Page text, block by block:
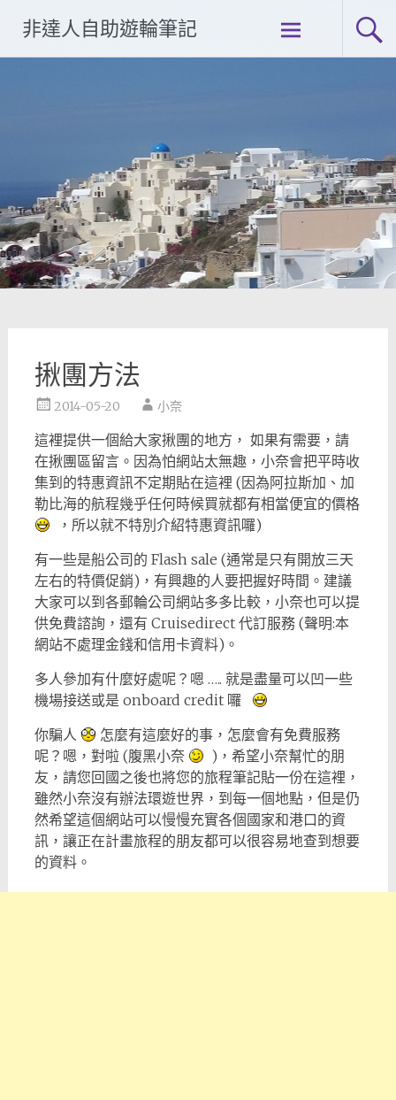
content
非達人自助遊輪筆記
揪團方法
2014-05-20 小奈
這裡提供一個給大家揪團的地方， 如果有需要，請
在揪團區留言。因為怕網站太無趣，小奈會把平時收
集到的特惠資訊不定期貼在這裡 (因為阿拉斯加、加
勒比海的航程幾乎任何時候買就都有相當便宜的價格
，所以就不特別介紹特惠資訊囉)
有一些是船公司的 Flash sale (通常是只有開放三天
左右的特價促銷)，有興趣的人要把握好時間。建議
大家可以到各郵輪公司網站多多比較，小奈也可以提
供免費諮詢，還有 Cruisedirect 代訂服務 (聲明:本
網站不處理金錢和信用卡資料)。
多人參加有什麼好處呢？嗯 ….. 就是盡量可以凹一些
機場接送或是 onboard credit 囉
你騙人
怎麼有這麼好的事，怎麼會有免費服務
呢？嗯，對啦 (腹黑小奈
)，希望小奈幫忙的朋
友，請您回國之後也將您的旅程筆記貼一份在這裡，
雖然小奈沒有辦法環遊世界，到每一個地點，但是仍
然希望這個網站可以慢慢充實各個國家和港口的資
訊，讓正在計畫旅程的朋友都可以很容易地查到想要
的資料。